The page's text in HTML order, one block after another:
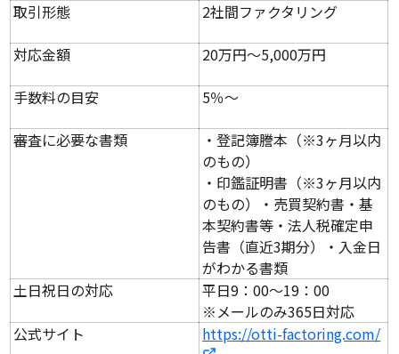
取引形態
2社間ファクタリング
対応金額
20万円〜5,000万円
手数料の目安
5％〜
審査に必要な書類
・登記簿謄本（※3ヶ月以内
のもの）
・印鑑証明書（※3ヶ月以内
のもの）・売買契約書・基
本契約書等・法人税確定申
告書（直近3期分）・入金日
がわかる書類
土日祝日の対応
平日9：00～19：00
※メールのみ365日対応
公式サイト
https://otti-factoring.com/